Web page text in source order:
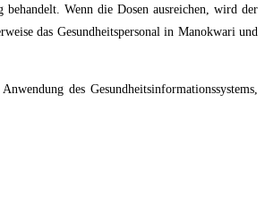
Wenn die Dosen ausreichen, wird der
das Gesundheitspersonal in Manokwari und
des Gesundheitsinformationssystems,